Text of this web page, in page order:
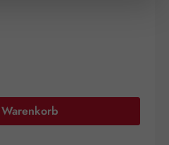
den gewünschten